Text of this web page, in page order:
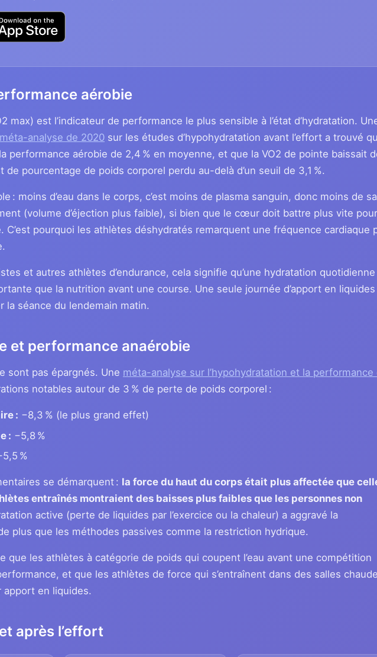
aérobie
max) est l’indicateur de performance le plus sensible à l’état d’hydratation.
analyse de 2020 sur les études d’hypohydratation avant l’effort a trouvé
performance aérobie de 2,4 % en moyenne, et que la VO2 de pointe baissait
de pourcentage de poids corporel perdu au-delà d’un seuil de 3,1 %.
: moins d’eau dans le corps, c’est moins de plasma sanguin, donc moins de
(volume d’éjection plus faible), si bien que le cœur doit battre plus vite pour
C’est pourquoi les athlètes déshydratés remarquent une fréquence cardiaque
et autres athlètes d’endurance, cela signifie qu’une hydratation quotidienne
que la nutrition avant une course. Une seule journée d’apport en liquides
séance du lendemain matin.
et performance anaérobie
sont pas épargnés. Une méta-analyse sur l’hypohydratation et la performance
notables autour de 3 % de perte de poids corporel :
: −8,3 % (le plus grand effet)
: −5,8 %
%
se démarquent : la force du haut du corps était plus affectée que
entraînés montraient des baisses plus faibles que les personnes non
active (perte de liquides par l’exercice ou la chaleur) a aggravé la
plus que les méthodes passives comme la restriction hydrique.
que les athlètes à catégorie de poids qui coupent l’eau avant une compétition
et que les athlètes de force qui s’entraînent dans des salles
apport en liquides.
après l’effort